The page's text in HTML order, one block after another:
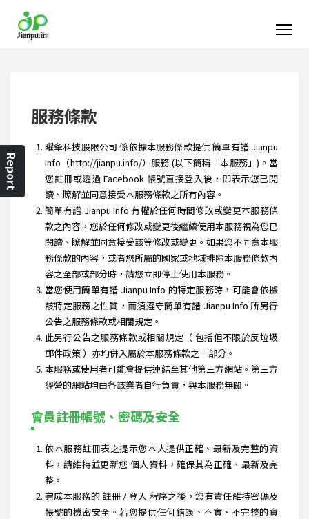
服務條款
曜夆科技股限公司 係依據本服務條款提供 簡單有譜 Jianpu
Info（http://jianpu.info/）服務 (以下簡稱「本服務」)。當
您註冊或透過 Facebook 帳號直接登入後，即表示您已閱
讀、瞭解並同意接受本服務條款之所有內容。
簡單有譜 Jianpu Info 有權於任何時間修改或變更本服務條
款之內容，您於任何修改或變更後繼續使用本服務視為您已
閱讀、瞭解並同意接受該等修改或變更。如果您不同意本服
務條款的內容，或者您所屬的國家或地域排除本服務條款內
容之全部或部分時，請您立即停止使用本服務。
當您使用簡單有譜 Jianpu Info 的特定服務時，可能會依據
該特定服務之性質，而須遵守簡單有譜 Jianpu Info 所另行
公告之服務條款或相關規定。
此另行公告之服務條款或相關規定（ 包括但不限於反垃圾
郵件政策 ）亦均併入屬於本服務條款之一部分。
本服務或使用者可能會提供連結至其他第三方網站。第三方
經營的網站均由各該業者自行負責，與本服務無關。
會員註冊帳號、密碼及安全
依本服務註冊表之提示您本人提供正確、最新及完整的資
料，請維持並更新您 個人資料，確保其為正確、最新及完
整。
完成本服務的 註冊 / 登入 程序之後，您有責任維持密碼及
帳號的機密安全。若您提供任何錯誤、不實、不完整的資
Report